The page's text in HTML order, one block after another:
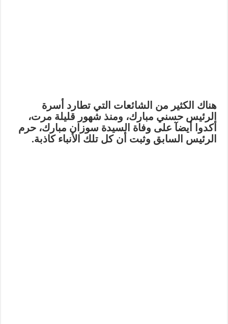
هناك الكثير من الشائعات التي تطارد أسرة
الرئيس حسني مبارك، ومنذ شهور قليلة مرت،
أكدوا أيضآ على وفاة السيدة سوزان مبارك، حرم
الرئيس السابق وثبت أن كل تلك الأنباء كاذبة.